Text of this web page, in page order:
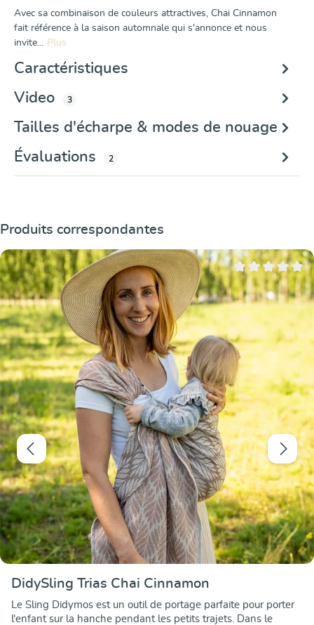
Avec sa combinaison de couleurs attractives, Chai Cinnamon
fait référence à la saison automnale qui s'annonce et nous
invite… Plus
Caractéristiques
Video
3
Tailles d'écharpe & modes de nouage
Évaluations
2
Ignorer la galerie de produits
Produits correspondantes
Note moyenne
DidySling Trias Chai Cinnamon
Le Sling Didymos est un outil de portage parfaite pour porter
l'enfant sur la hanche pendant les petits trajets. Dans le